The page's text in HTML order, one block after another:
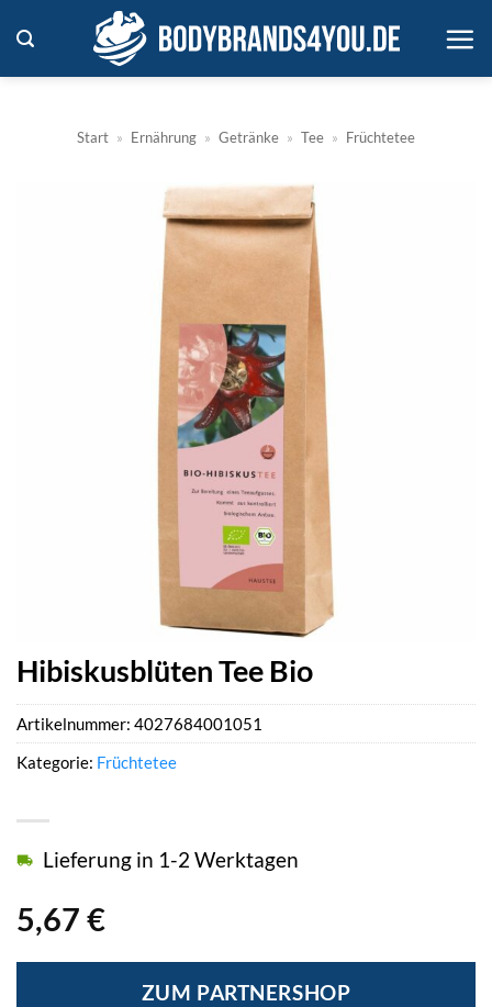
Inhalt
springen
Start » Ernährung » Getränke » Tee » Früchtetee
Hibiskusblüten Tee Bio
5,67 €
Lieferung in 1-2 Werktagen
ZUM PARTNERSHOP
Artikelnummer: 4027684001051
Kategorie: Früchtetee